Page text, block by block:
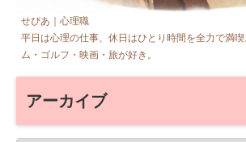
せぴあ｜心理職
平日は心理の仕事、休日はひとり時間を全力で満
ム・ゴルフ・映画・旅が好き。
アーカイブ